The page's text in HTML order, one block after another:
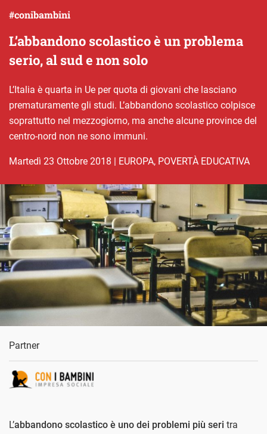
L’abbandono scolastico è un problema
serio, al sud e non solo
#conibambini
L’Italia è quarta in Ue per quota di giovani che lasciano
prematuramente gli studi. L’abbandono scolastico colpisce
soprattutto nel mezzogiorno, ma anche alcune province del
centro-nord non ne sono immuni.
martedì 23 Ottobre 2018 EUROPA, POVERTÀ EDUCATIVA
Partner
L’abbandono scolastico è uno dei problemi più seri tra